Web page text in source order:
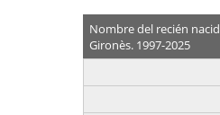
Nombre del recién
Gironès. 1997-2025